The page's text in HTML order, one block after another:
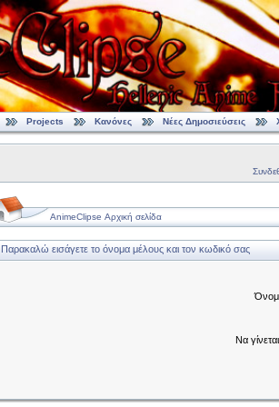
Projects Κανόνες Νέες Δημοσιεύσεις
AnimeClipse Αρχική σελίδα
Παρακαλώ εισάγετε το όνομα μέλους και τον κωδικό σας
Να